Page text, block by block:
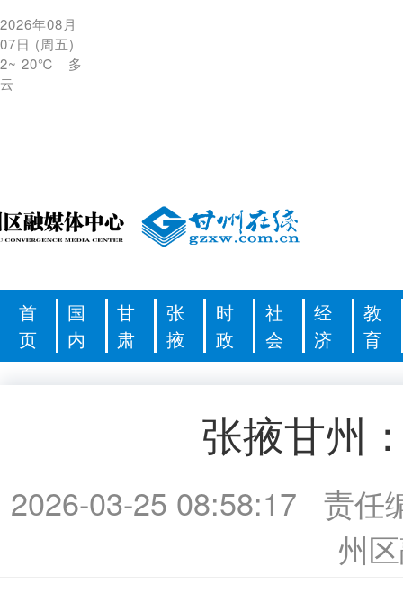
2026年08月
07日 (周五)
2~ 20℃
多
云
首
页
国
内
甘
肃
张
掖
时
政
社
会
经
济
教
育
张掖甘州
2026-03-25 08:58:17
责任
州